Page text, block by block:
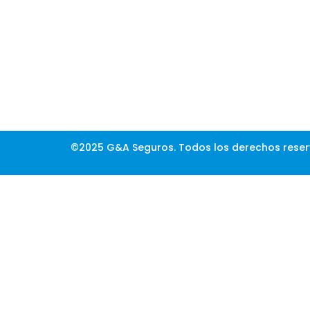
©2025 G&A Seguros. Todos los derechos